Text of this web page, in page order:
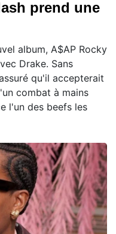
prend une
album, A$AP Rocky
Drake. Sans
qu'il accepterait
combat à mains
l'un des beefs les